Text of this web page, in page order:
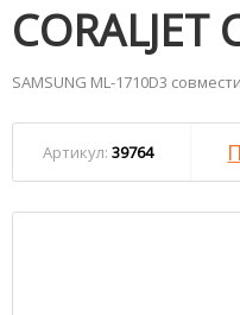
SAMSUNG ML-1710D3
Артикул: 39764